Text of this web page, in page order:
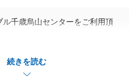
続きを読む
ル千歳烏山センターをご利用頂
きたのはM様と密にコミュニケー